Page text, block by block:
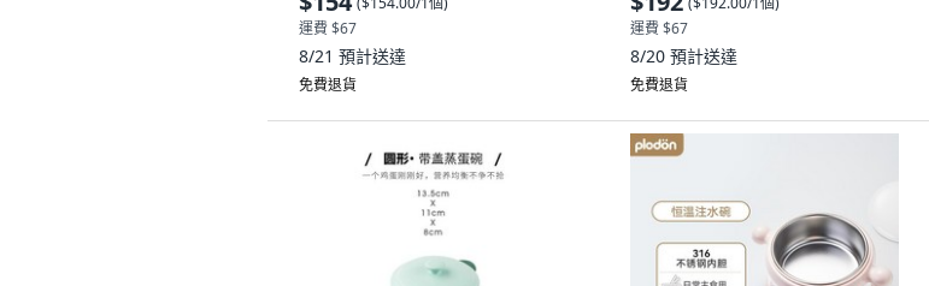
運費 $67
8/21 預計送達
免費退貨
運費 $67
8/20 預計送達
免費退貨